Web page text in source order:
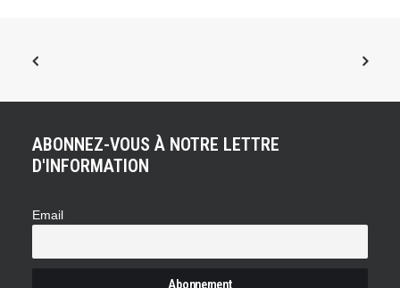
ABONNEZ-VOUS À NOTRE LETTRE
D'INFORMATION
Email